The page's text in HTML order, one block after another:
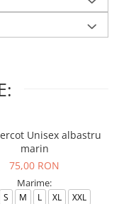
Unisex albastru
marin
75,00 RON
Marime:
S M L XL XXL